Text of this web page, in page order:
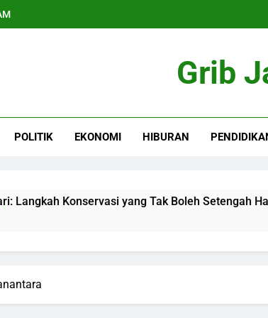
Grib
POLITIK EKONOMI HIBURAN
Konservasi yang Tak Boleh Setengah Hati